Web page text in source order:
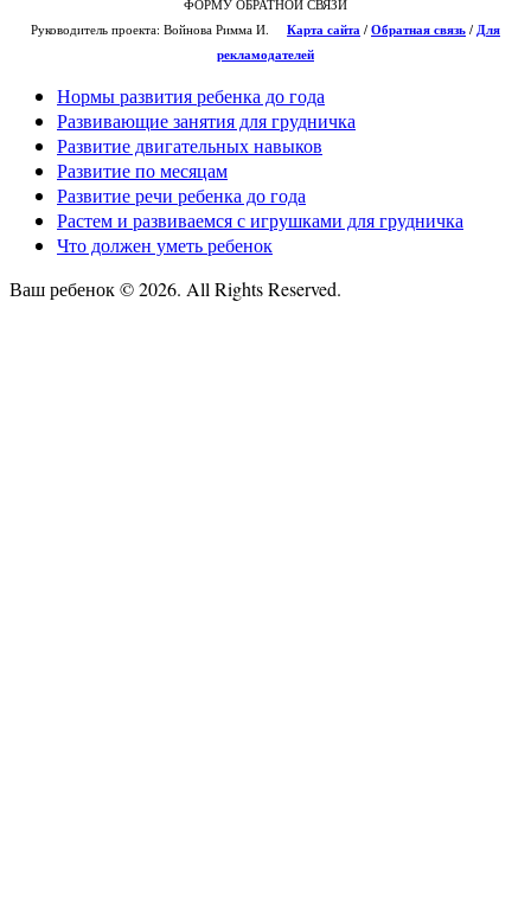
ФОРМУ ОБРАТНОЙ СВЯЗИ
Руководитель проекта: Войнова Римма И. Карта сайта / Обратная связь / Для
рекламодателей
Нормы развития ребенка до года
Развивающие занятия для грудничка
Развитие двигательных навыков
Развитие по месяцам
Развитие речи ребенка до года
Растем и развиваемся с игрушками для грудничка
Что должен уметь ребенок
Ваш ребенок © 2026. All Rights Reserved.